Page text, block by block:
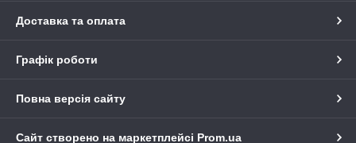
Доставка та оплата
Графік роботи
Повна версія сайту
Сайт створено на маркетплейсі Prom.ua